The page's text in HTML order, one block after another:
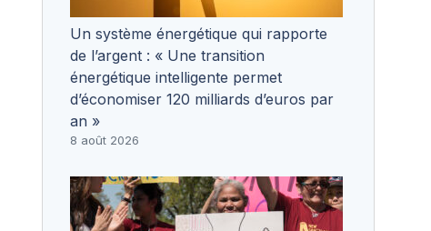
Un système énergétique qui rapporte
de l’argent : « Une transition
énergétique intelligente permet
d’économiser 120 milliards d’euros par
an »
8 août 2026